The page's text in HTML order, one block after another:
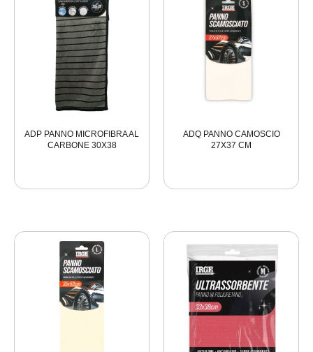
ADP PANNO MICROFIBRA AL
CARBONE 30X38
ADQ PANNO CAMOSCIO
27X37 CM